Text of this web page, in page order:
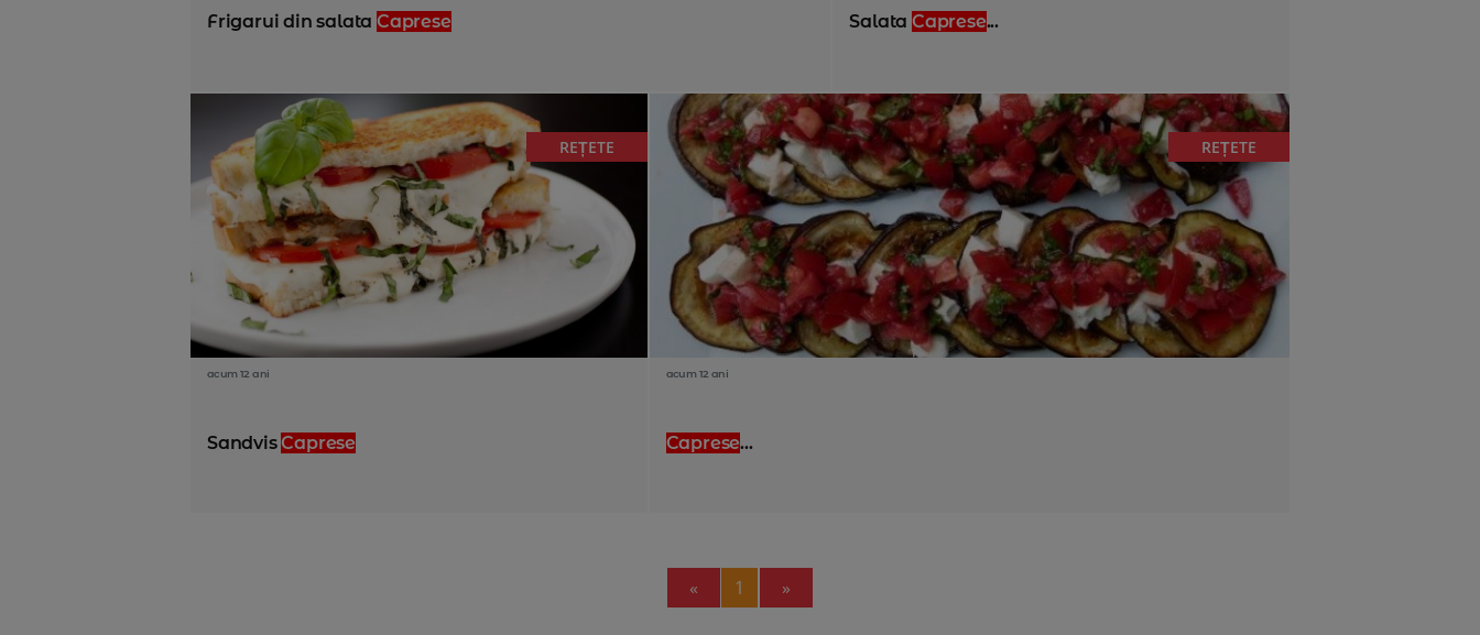
Frigarui din salataCaprese Salata Caprese...
REȚETE
acum 12 ani
SandvisCaprese
REȚETE
acum 12 ani
Caprese...
« Previous
1 »